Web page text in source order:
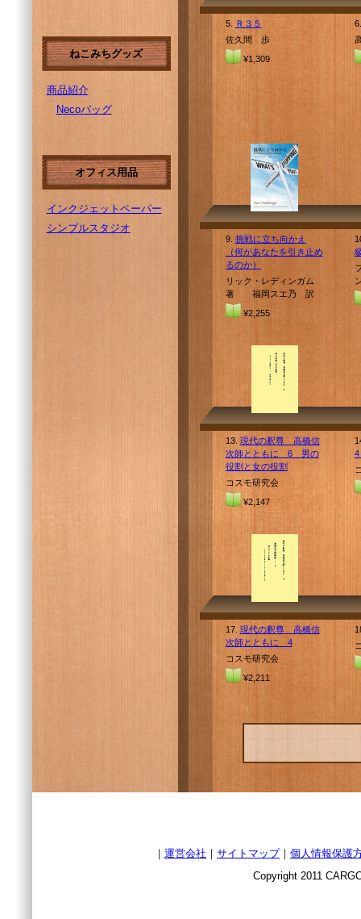
ねこみちグッズ
商品紹介
Necoバッグ
オフィス用品
インクジェットペーパー
シンプルスタジオ
5.
Ｒ３５
佐久間 歩
¥1,309
9. 挑戦に立ち向かえ
（何があなたを引き止め
るのか）
リック・レディンガム
著 福岡スエ乃 訳
¥2,255
13. 現代の釈尊 高橋信
次師とともに 6 男の
役割と女の役割
コスモ研究会
¥2,147
17. 現代の釈尊 高橋信
次師とともに 4
コスモ研究会
¥2,211
｜ 運営会社 ｜ サイトマップ｜ 個人情報保護
Copyright 2011